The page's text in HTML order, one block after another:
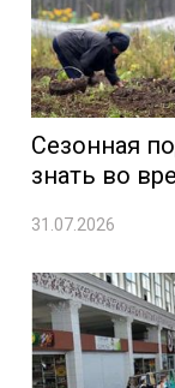
Сезонная
знать во
31.07.2026